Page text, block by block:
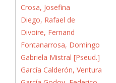
Crosa, Josefina
Diego, Rafael de
Divoire, Fernand
Fontanarrosa, Domingo
Gabriela Mistral [Pseud.]
García Calderón, Ventura